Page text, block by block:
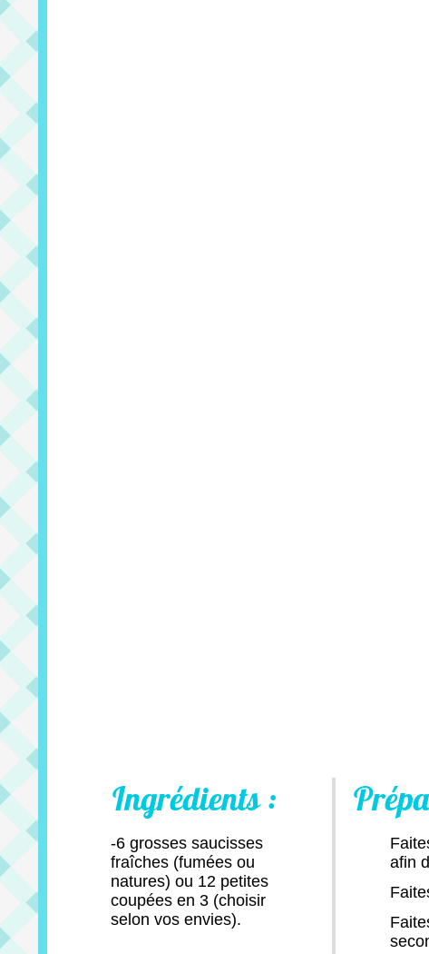
Ingrédients :
-6 grosses saucisses
fraîches (fumées ou
natures) ou 12 petites
coupées en 3 (choisir
selon vos envies).
afin